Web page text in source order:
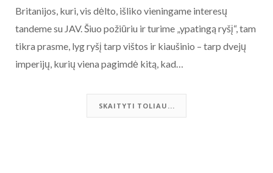
Britanijos, kuri, vis dėlto, išliko vieningame interesų
tandeme su JAV. Šiuo požiūriu ir turime „ypatingą ryšį“, tam
tikra prasme, lyg ryšį tarp vištos ir kiaušinio – tarp dvejų
imperijų, kurių viena pagimdė kitą, kad…
SKAITYTI TOLIAU...